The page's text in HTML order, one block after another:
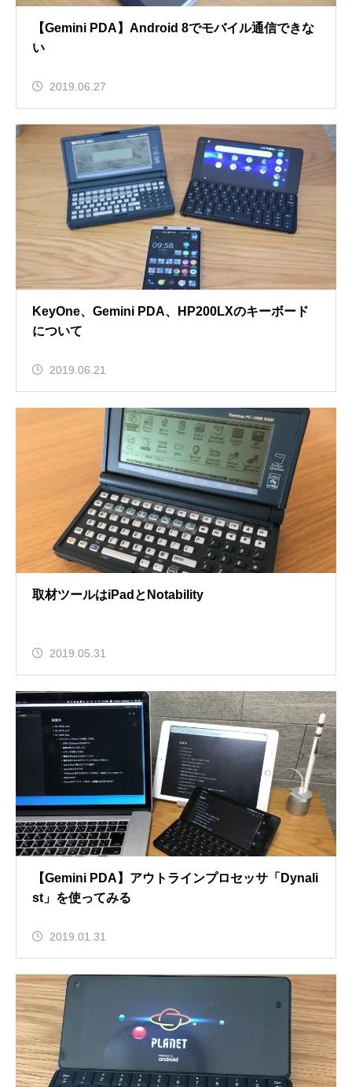
【Gemini PDA】Android 8でモバイル通信できな
い
2019.06.27
KeyOne、Gemini PDA、HP200LXのキーボード
について
2019.06.21
取材ツールはiPadとNotability
2019.05.31
【Gemini PDA】アウトラインプロセッサ「Dynali
st」を使ってみる
2019.01.31